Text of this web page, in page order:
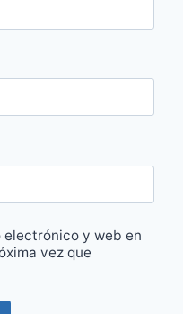
electrónico y web en
vez que